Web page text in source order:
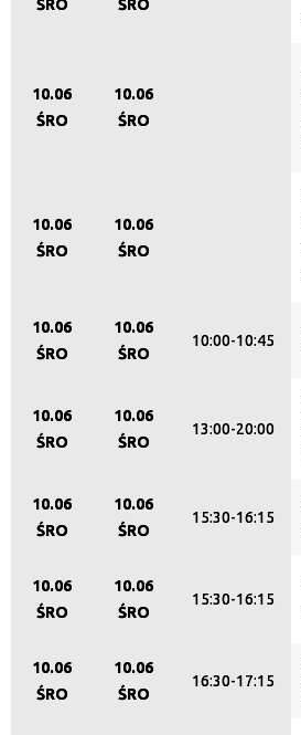
ŚRO
ŚRO
10.06
ŚRO
10.06
ŚRO
10.06
ŚRO
10.06
ŚRO
10.06
ŚRO
10.06
ŚRO
10:00-10:45
10.06
ŚRO
10.06
ŚRO
13:00-20:00
10.06
ŚRO
10.06
ŚRO
15:30-16:15
10.06
ŚRO
10.06
ŚRO
15:30-16:15
10.06
ŚRO
10.06
ŚRO
16:30-17:15